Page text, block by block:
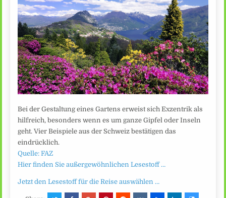
Bei der Gestaltung eines Gartens erweist sich Exzentrik als
hilfreich, besonders wenn es um ganze Gipfel oder Inseln
geht. Vier Beispiele aus der Schweiz bestätigen das
eindrücklich.
Quelle: FAZ
Hier finden Sie außergewöhnlichen Lesestoff …
Jetzt den Lesestoff für die Reise auswählen …